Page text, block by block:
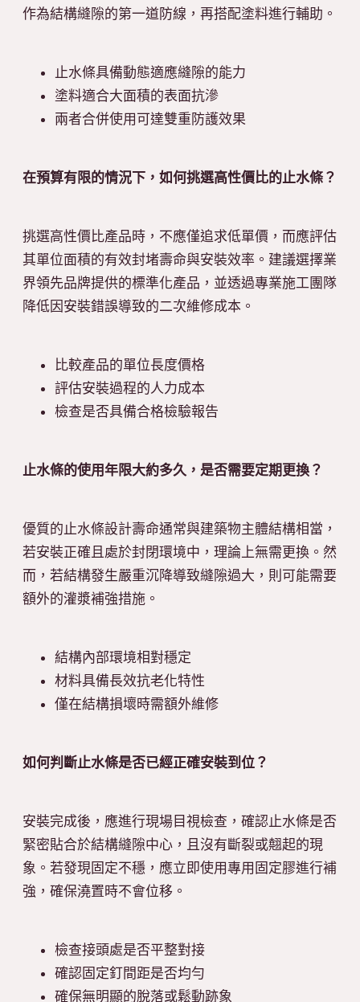
作為結構縫隙的第一道防線，再搭配塗料進行輔助。
止水條具備動態適應縫隙的能力
塗料適合大面積的表面抗滲
兩者合併使用可達雙重防護效果
在預算有限的情況下，如何挑選高性價比的止水條？
挑選高性價比產品時，不應僅追求低單價，而應評估
其單位面積的有效封堵壽命與安裝效率。建議選擇業
界領先品牌提供的標準化產品，並透過專業施工團隊
降低因安裝錯誤導致的二次維修成本。
比較產品的單位長度價格
評估安裝過程的人力成本
檢查是否具備合格檢驗報告
止水條的使用年限大約多久，是否需要定期更換？
優質的止水條設計壽命通常與建築物主體結構相當，
若安裝正確且處於封閉環境中，理論上無需更換。然
而，若結構發生嚴重沉降導致縫隙過大，則可能需要
額外的灌漿補強措施。
結構內部環境相對穩定
材料具備長效抗老化特性
僅在結構損壞時需額外維修
如何判斷止水條是否已經正確安裝到位？
安裝完成後，應進行現場目視檢查，確認止水條是否
緊密貼合於結構縫隙中心，且沒有斷裂或翹起的現
象。若發現固定不穩，應立即使用專用固定膠進行補
強，確保澆置時不會位移。
檢查接頭處是否平整對接
確認固定釘間距是否均勻
確保無明顯的脫落或鬆動跡象